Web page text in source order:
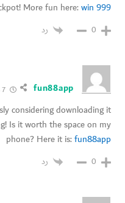
More fun here:win 999
0 رد
fun88app
considering downloading it
Is it worth the space on my
phone? Here it is:fun88app
0 رد